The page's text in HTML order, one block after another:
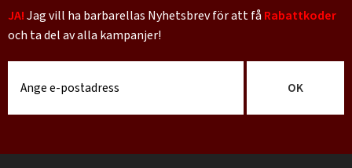
JA!Jag vill ha barbarellas Nyhetsbrev för att fåRabattkoder
och ta del av alla kampanjer!
OK